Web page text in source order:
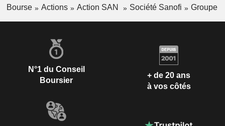
Bourse Actions Action SAN Société Sanofi Groupe
N°1 du Conseil
Boursier
+ de 20 ans
à vos côtés